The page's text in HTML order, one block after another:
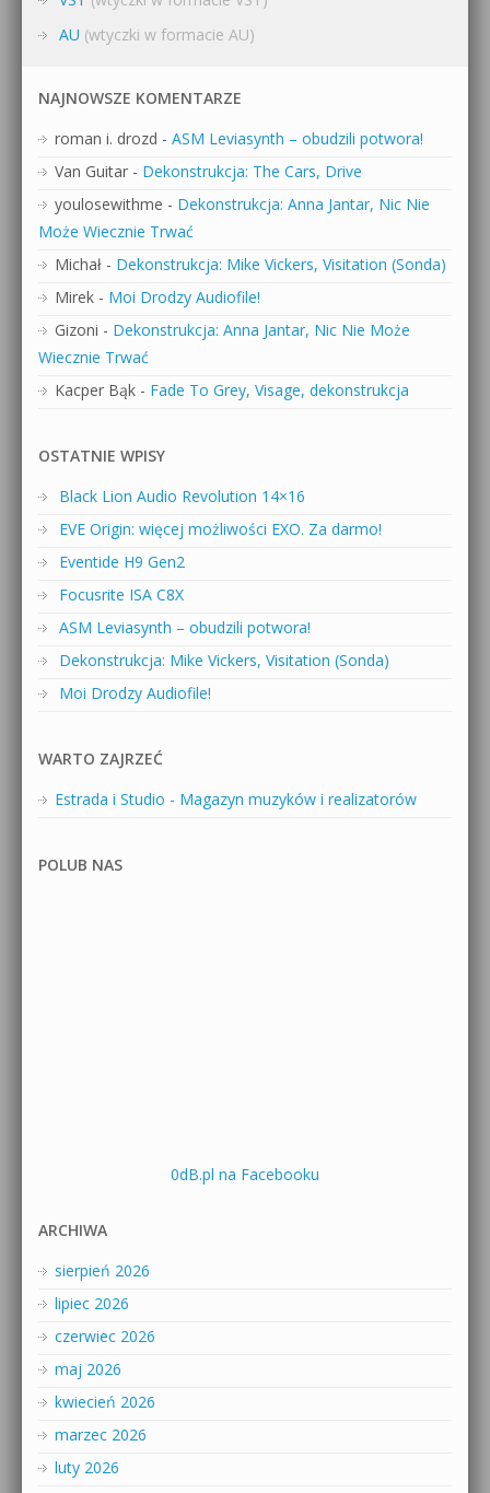
AU (wtyczki w formacie AU)
NAJNOWSZE KOMENTARZE
roman i. drozd - ASM Leviasynth – obudzili potwora!
Van Guitar - Dekonstrukcja: The Cars, Drive
youlosewithme - Dekonstrukcja: Anna Jantar, Nic Nie
Może Wiecznie Trwać
Michał - Dekonstrukcja: Mike Vickers, Visitation (Sonda)
Mirek - Moi Drodzy Audiofile!
Gizoni - Dekonstrukcja: Anna Jantar, Nic Nie Może
Wiecznie Trwać
Kacper Bąk - Fade To Grey, Visage, dekonstrukcja
OSTATNIE WPISY
Black Lion Audio Revolution 14×16
EVE Origin: więcej możliwości EXO. Za darmo!
Eventide H9 Gen2
Focusrite ISA C8X
ASM Leviasynth – obudzili potwora!
Dekonstrukcja: Mike Vickers, Visitation (Sonda)
Moi Drodzy Audiofile!
WARTO ZAJRZEĆ
Estrada i Studio - Magazyn muzyków i realizatorów
POLUB NAS
0dB.pl na Facebooku
ARCHIWA
sierpień 2026
lipiec 2026
czerwiec 2026
maj 2026
kwiecień 2026
marzec 2026
luty 2026